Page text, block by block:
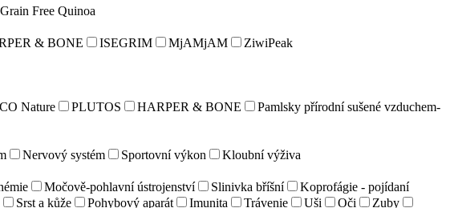
Free Quinoa
& BONE ISEGRIM MjAMjAM
ZiwiPeak
Nature PLUTOS HARPER & BONE
Pamlsky přírodní sušené vzduchem-
Nervový systém Sportovní výkon
Kloubní výživa
Močově-pohlavní ústrojenství Slinivka bříšní
Koprofágie - pojídaní
Srst a kůže Pohybový aparát Imunita Trávenie Uši Oči
Zuby